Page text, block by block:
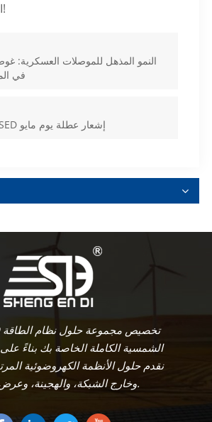
التشابك إلى الأبد!
النمو المذهل للموصلات العسكرية:
في
شركة SED إشعار عطلة يوم مايو
الشمسية الكاملة الخاصة بك بناءً
نقدم حلول الأنظمة الكهروضوئية
وخارج الشبكة، والهجينة، وعرض الديزل.